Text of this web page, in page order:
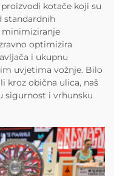
kotače koji su
standardnih
minimiziranje
optimizira
i ukupnu
uvjetima vožnje. Bilo
kroz obična ulica, naš
sigurnost i vrhunsku